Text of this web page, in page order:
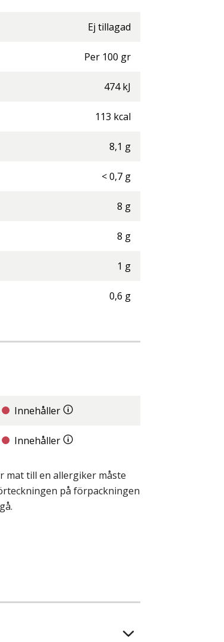
Ej tillagad
Per 100 gr
474 kJ
113 kcal
8,1 g
<0,7 g
8 g
8 g
1 g
0,6 g
Innehåller
Innehåller
mat till en allergiker måste
på förpackningen